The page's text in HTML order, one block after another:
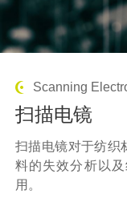
Scanning
扫描电镜
扫描电镜对于纺织
料的失效分析以
用。